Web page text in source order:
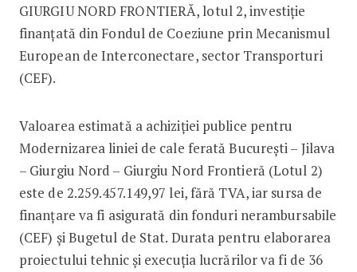
GIURGIU NORD FRONTIERĂ, lotul 2, investiție
finanțată din Fondul de Coeziune prin Mecanismul
European de Interconectare, sector Transporturi
(CEF).
Valoarea estimată a achiziției publice pentru
Modernizarea liniei de cale ferată Bucureşti – Jilava
– Giurgiu Nord – Giurgiu Nord Frontieră (Lotul 2)
este de 2.259.457.149,97 lei, fără TVA, iar sursa de
finanțare va fi asigurată din fonduri nerambursabile
(CEF) și Bugetul de Stat. Durata pentru elaborarea
proiectului tehnic și execuția lucrărilor va fi de 36